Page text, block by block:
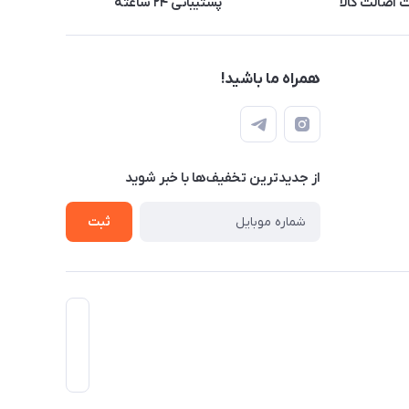
همراه ما باشید!
از جدید‌ترین تخفیف‌ها با‌ خبر شوید
ثبت